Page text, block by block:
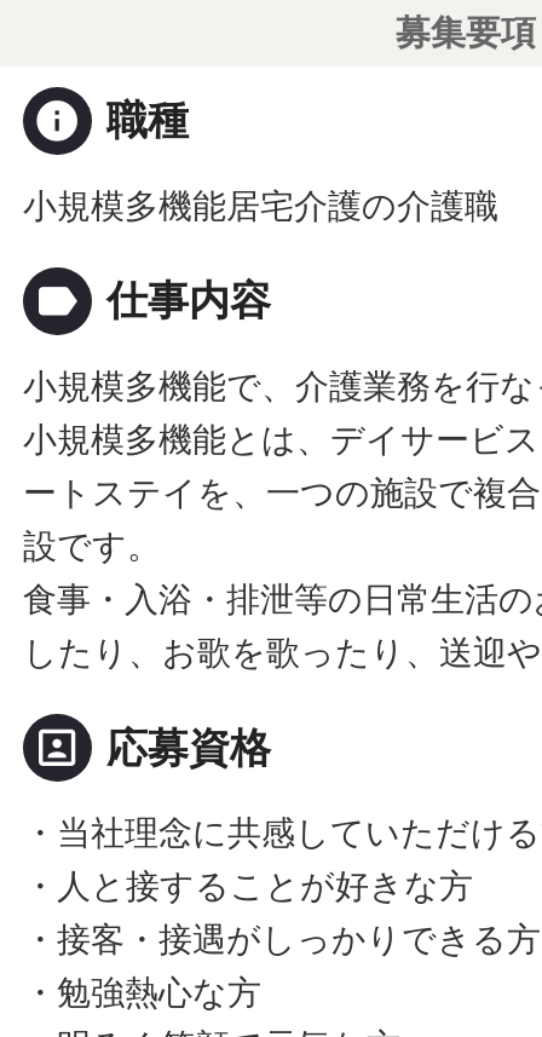
募集要項
info 職種
小規模多機能居宅介護の介護職
label 仕事内容
小規模多機能で、介護業務を行
小規模多機能とは、デイサービ
ートステイを、一つの施設で複
設です。
食事・入浴・排泄等の日常生活
したり、お歌を歌ったり、送迎
portrait 応募資格
・当社理念に共感していただけ
・人と接することが好きな方
・接客・接遇がしっかりできる方
・勉強熱心な方